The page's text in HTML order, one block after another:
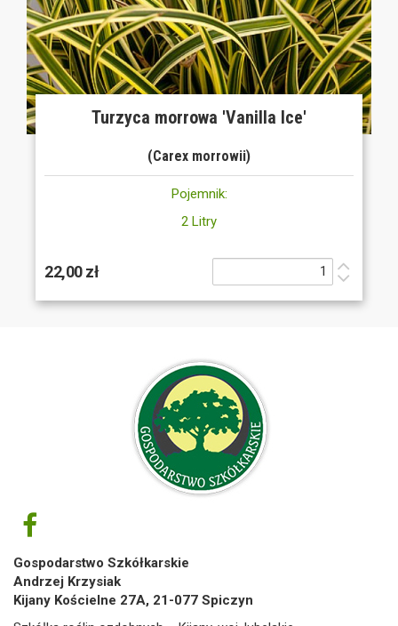
Turzyca morrowa 'Vanilla Ice'
(Carex morrowii)
Pojemnik:
2 Litry
22,00 zł
Gospodarstwo Szkółkarskie
Andrzej Krzysiak
Kijany Kościelne 27A, 21-077 Spiczyn